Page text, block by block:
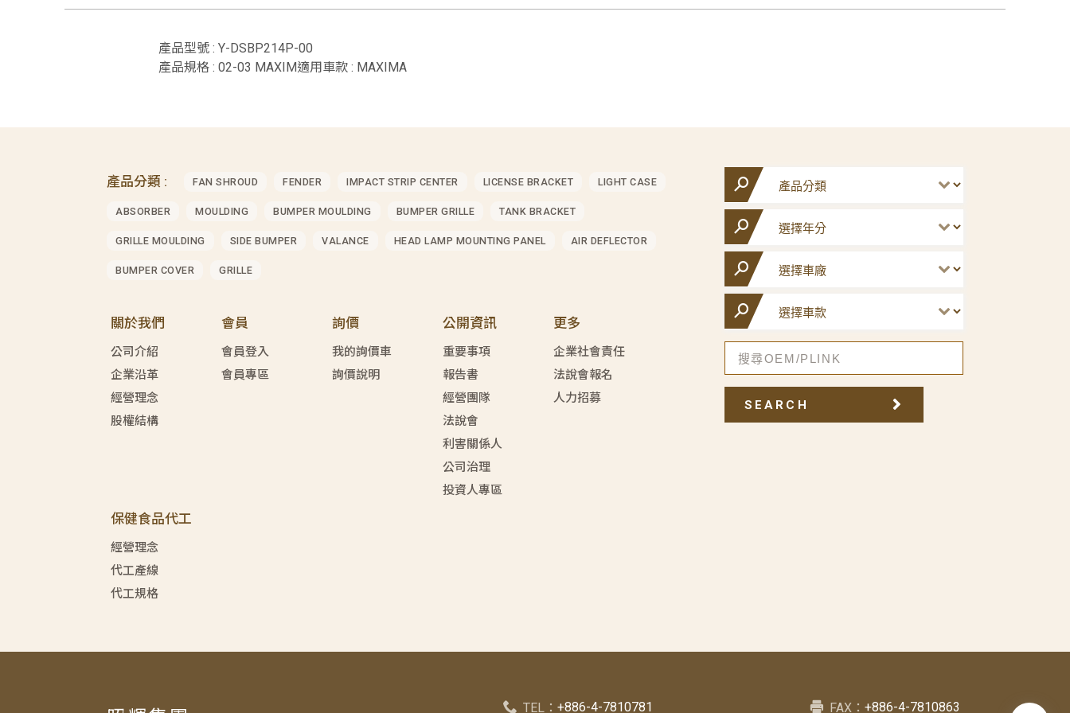
產品型號 : Y-DSBP214P-00
產品規格 : 02-03 MAXIM適用車款 : MAXIMA
產品分類 : FAN SHROUD FENDER IMPACT STRIP CENTER LICENSE BRACKET LIGHT CASE
ABSORBER MOULDING BUMPER MOULDING BUMPER GRILLE TANK BRACKET
GRILLE MOULDING SIDE BUMPER VALANCE HEAD LAMP MOUNTING PANEL AIR DEFLECTOR
BUMPER COVER GRILLE
關於我們
公司介紹
企業沿革
經營理念
股權結構
會員
會員登入
會員專區
詢價
我的詢價車
詢價說明
公開資訊
重要事項
報告書
經營團隊
法說會
利害關係人
公司治理
投資人專區
更多
企業社會責任
法說會報名
人力招募
保健食品代工
經營理念
代工產線
代工規格
SEARCH
TEL： +886-4-7810781 FAX：+886-4-7810863